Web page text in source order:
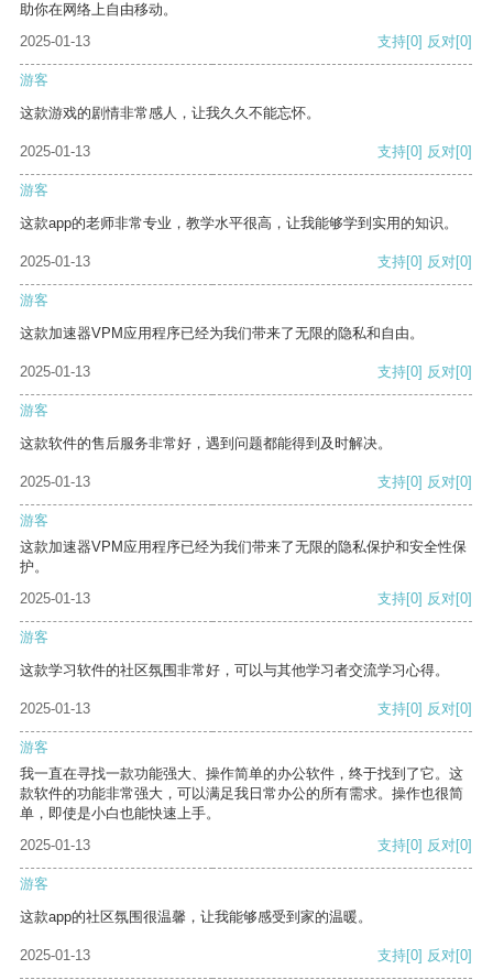
助你在网络上自由移动。
2025-01-13
支持[0] 反对[0]
游客
这款游戏的剧情非常感人，让我久久不能忘怀。
2025-01-13 支持[0] 反对[0]
游客
这款app的老师非常专业，教学水平很高，让我能够学到实用的知识。
2025-01-13 支持[0] 反对[0]
游客
这款加速器VPM应用程序已经为我们带来了无限的隐私和自由。
2025-01-13 支持[0] 反对[0]
游客
这款软件的售后服务非常好，遇到问题都能得到及时解决。
2025-01-13 支持[0] 反对[0]
游客
这款加速器VPM应用程序已经为我们带来了无限的隐私保护和安全性保
护。
2025-01-13
支持[0] 反对[0]
游客
这款学习软件的社区氛围非常好，可以与其他学习者交流学习心得。
2025-01-13 支持[0] 反对[0]
游客
我一直在寻找一款功能强大、操作简单的办公软件，终于找到了它。这
款软件的功能非常强大，可以满足我日常办公的所有需求。操作也很简
单，即使是小白也能快速上手。
2025-01-13
支持[0] 反对[0]
游客
这款app的社区氛围很温馨，让我能够感受到家的温暖。
2025-01-13 支持[0] 反对[0]